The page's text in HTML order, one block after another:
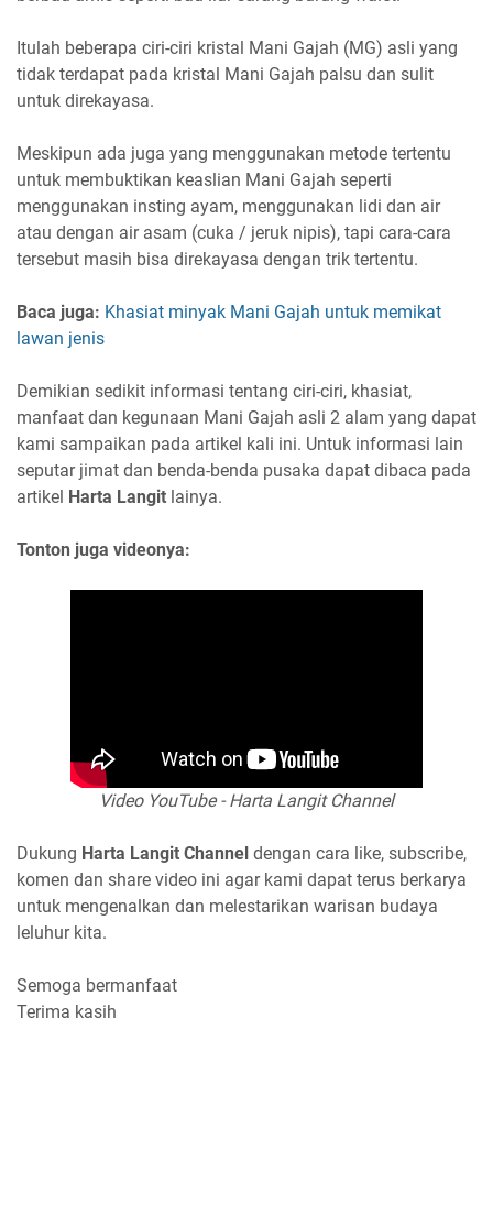
Itulah beberapa ciri-ciri kristal Mani Gajah (MG) asli yang
tidak terdapat pada kristal Mani Gajah palsu dan sulit
untuk direkayasa.
Meskipun ada juga yang menggunakan metode tertentu
untuk membuktikan keaslian Mani Gajah seperti
menggunakan insting ayam, menggunakan lidi dan air
atau dengan air asam (cuka / jeruk nipis), tapi cara-cara
tersebut masih bisa direkayasa dengan trik tertentu.
Baca juga: Khasiat minyak Mani Gajah untuk memikat
lawan jenis
Demikian sedikit informasi tentang ciri-ciri, khasiat,
manfaat dan kegunaan Mani Gajah asli 2 alam yang dapat
kami sampaikan pada artikel kali ini. Untuk informasi lain
seputar jimat dan benda-benda pusaka dapat dibaca pada
artikel Harta Langit lainya.
Tonton juga videonya:
Video YouTube - Harta Langit Channel
Dukung Harta Langit Channel dengan cara like, subscribe,
komen dan share video ini agar kami dapat terus berkarya
untuk mengenalkan dan melestarikan warisan budaya
leluhur kita.
Semoga bermanfaat
Terima kasih